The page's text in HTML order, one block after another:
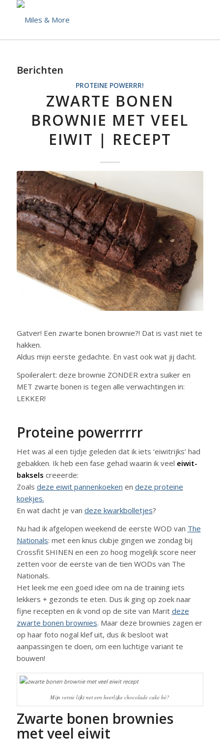
Berichten
PROTEINE POWERRR!
ZWARTE BONEN
BROWNIE MET VEEL
EIWIT | RECEPT
Gatver! Een zwarte bonen brownie?! Dat is vast niet te
hakken.
Aldus mijn eerste gedachte. En vast ook wat jij dacht.
Spoileralert: deze brownie ZONDER extra suiker en
MET zwarte bonen is tegen alle verwachtingen in:
LEKKER!
Proteine powerrrrr
Het was al een tijdje geleden dat ik iets ‘eiwitrijks’ had
gebakken. Ik heb een fase gehad waarin ik veel eiwit-
baksels creeerde:
Zoals deze eiwit pannenkoeken en deze proteine
koekjes.
En wat dacht je van deze kwarkbolletjes?
Nu had ik afgelopen weekend de eerste WOD van The
Nationals: met een knus clubje gingen we zondag bij
Crossfit SHINEN en een zo hoog mogelijk score neer
zetten voor de eerste van de tien WODs van The
Nationals.
Het leek me een goed idee om na de training iets
lekkers + gezonds te eten. Dus ik ging op zoek naar
fijne recepten en ik vond op de site van Marit deze
zwarte bonen brownies. Maar deze brownies zagen er
op haar foto nogal klef uit, dus ik besloot wat
aanpassingen te doen, om een luchtige variant te
bouwen!
Mijn versie lijkt net een heerlijke chocolade cake hè?
Zwarte bonen brownies
met veel eiwit